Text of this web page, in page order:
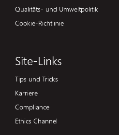
Qualitäts- und Umweltpolitik
Cookie-Richtlinie
Site-Links
Tips und Tricks
Karriere
Compliance
Ethics Channel